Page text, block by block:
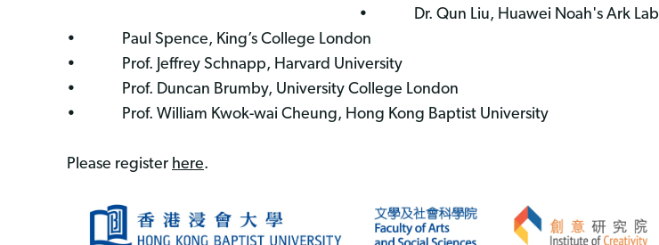
• Dr. Qun Liu, Huawei Noah's Ark Lab
• Paul Spence, King’s College London
• Prof. Jeffrey Schnapp, Harvard University
• Prof. Duncan Brumby, University College London
• Prof. William Kwok-wai Cheung, Hong Kong Baptist University
Please register here.